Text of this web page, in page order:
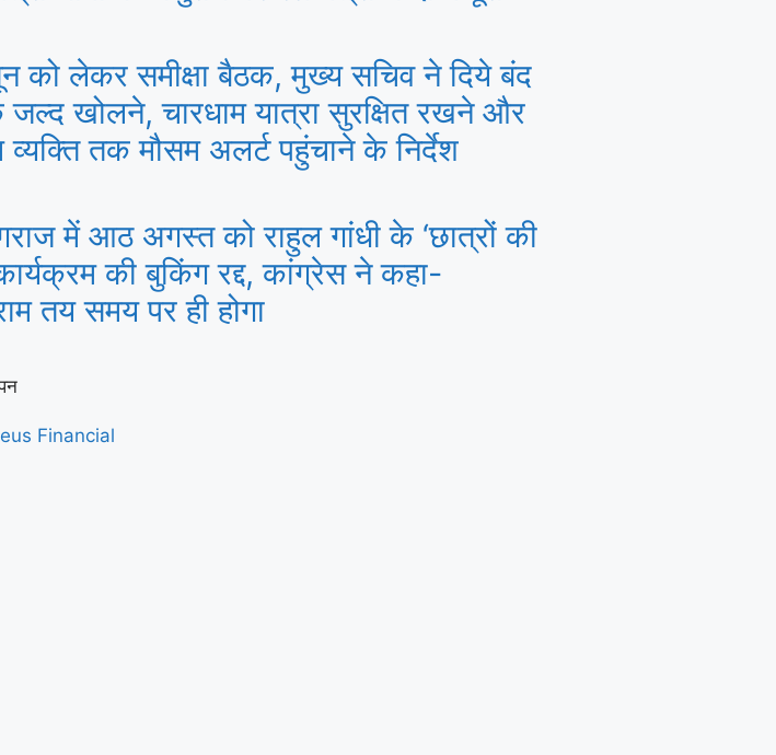
को लेकर समीक्षा बैठक, मुख्य सचिव ने दिये बंद
खोलने, चारधाम यात्रा सुरक्षित रखने और
व्यक्ति तक मौसम अलर्ट पहुंचाने के निर्देश
में आठ अगस्त को राहुल गांधी के ‘छात्रों की
की बुकिंग रद्द, कांग्रेस ने कहा-
तय समय पर ही होगा